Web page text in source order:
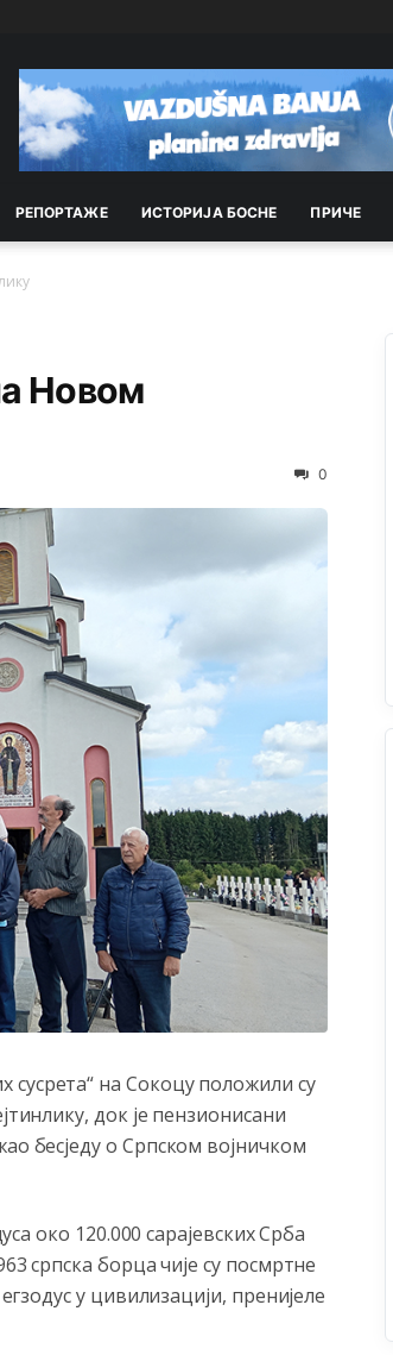
РEПОРТАЖE ИСТОРИЈА БОСНЕ ПРИЧЕ
Новом
0
на Сокоцу положили су
док је пензионисани
бесједу о Српском војничком
око 120.000 сарајевских Срба
српска борца чије су посмртне
у цивилизацији, пренијеле